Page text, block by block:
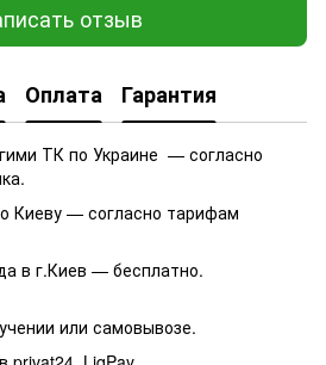
отзыв
Оплата Гарантия
ТК по Украине — согласно
Киеву — согласно тарифам
в г.Киев — бесплатно.
или самовывозе.